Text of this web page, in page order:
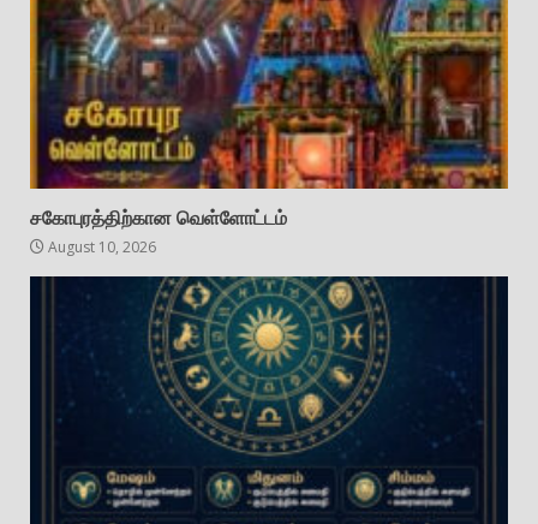
சகோபுரத்திற்கான வெள்ளோட்டம்
August 10, 2026